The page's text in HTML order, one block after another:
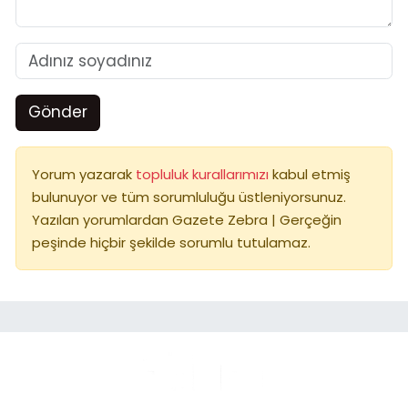
Gönder
Yorum yazarak topluluk kurallarımızı kabul etmiş
bulunuyor ve tüm sorumluluğu üstleniyorsunuz.
Yazılan yorumlardan Gazete Zebra | Gerçeğin
peşinde hiçbir şekilde sorumlu tutulamaz.